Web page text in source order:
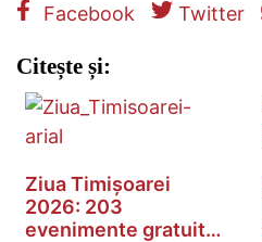
Facebook Twitter
Citește și:
Ziua Timișoarei
2026: 203
evenimente gratuite